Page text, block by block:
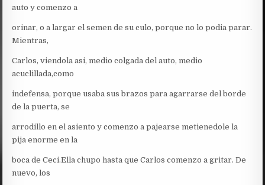
auto y comenzo a
orinar, o a largar el semen de su culo, porque no lo podia parar.
Mientras,
Carlos, viendola asi, medio colgada del auto, medio
acuclillada,como
indefensa, porque usaba sus brazos para agarrarse del borde
de la puerta, se
arrodillo en el asiento y comenzo a pajearse metienedole la
pija enorme en la
boca de Ceci.Ella chupo hasta que Carlos comenzo a gritar. De
nuevo, los